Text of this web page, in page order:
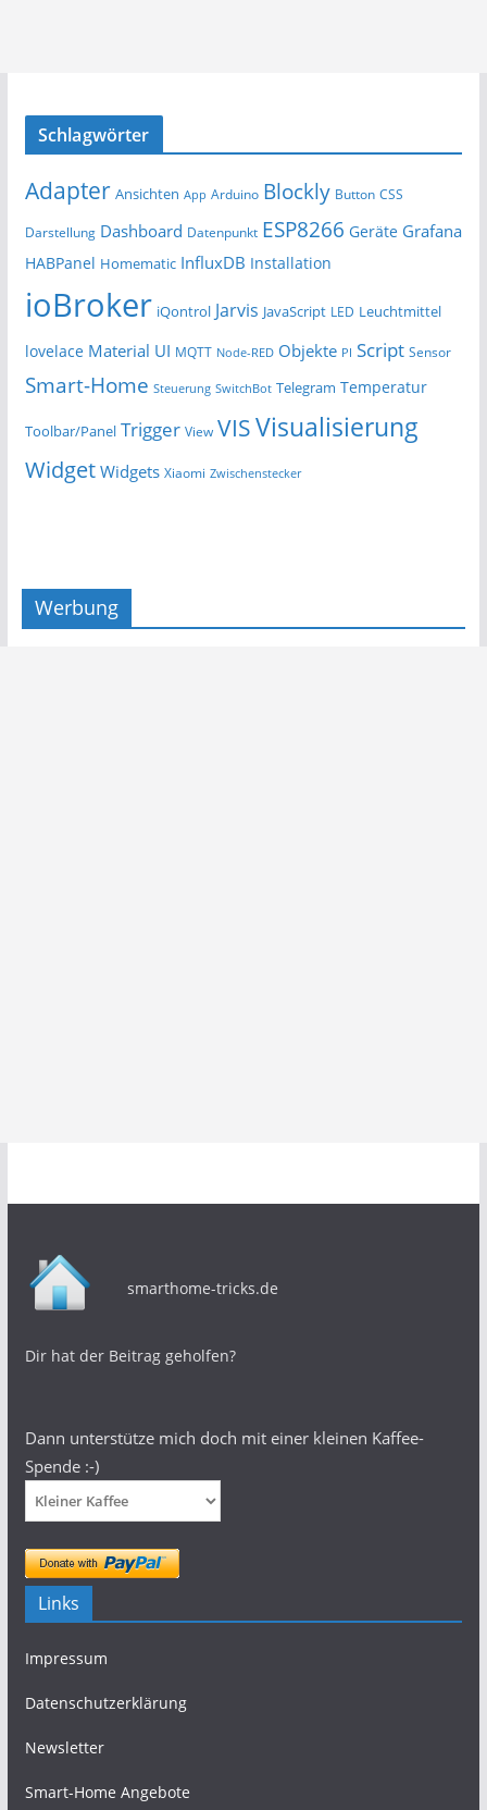
Schlagwörter
Adapter Ansichten App Arduino Blockly Button CSS
Darstellung Dashboard Datenpunkt ESP8266 Geräte Grafana
HABPanel Homematic InfluxDB Installation
ioBroker iQontrol Jarvis JavaScript LED Leuchtmittel
lovelace Material UI MQTT Node-RED Objekte PI Script Sensor
Smart-Home Steuerung SwitchBot Telegram Temperatur
Toolbar/Panel Trigger View VISVisualisierung
Widget Widgets Xiaomi Zwischenstecker
Werbung
smarthome-tricks.de
Dir hat der Beitrag geholfen?
Dann unterstütze mich doch mit einer kleinen Kaffee-
Spende :-)
Links
Impressum
Datenschutzerklärung
Newsletter
Smart-Home Angebote